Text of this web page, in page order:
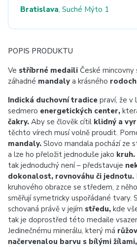
Bratislava, Suché Mýto 1
POPIS PRODUKTU
Ve stříbrné medaili České mincovny
záhadné mandaly a krásného
Indická duchovní tradice praví, že v
sedmero energetických center,
čakry. Aby se člověk cítil klidný a
těchto vírech musí volně proudit.
mandaly. Slovo mandala pochází ze
a lze ho přeložit jednoduše jako kruh.
tak jednoduchý není – představuje
dokonalost, rovnováhu či jednotu.
kruhového obrazce se středem, z
směřují symetricky uspořádané tvary.
schovaná právě v jejím středu, kde
tak je doprostřed této medaile
Jedinečnému minerálu, který má
načervenalou barvu s bílými žílami,